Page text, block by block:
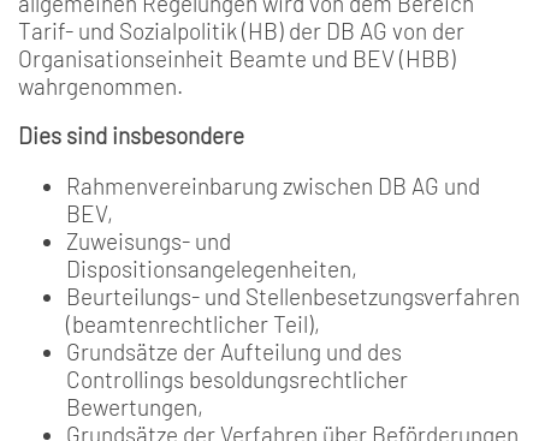
Tarif- und Sozialpolitik (HB) der DB AG von der
Organisationseinheit Beamte und BEV (HBB)
wahrgenommen.
Dies sind insbesondere
Rahmenvereinbarung zwischen DB AG und
BEV,
Zuweisungs- und
Dispositionsangelegenheiten,
Beurteilungs- und Stellenbesetzungsverfahren
(beamtenrechtlicher Teil),
Grundsätze der Aufteilung und des
Controllings besoldungsrechtlicher
Bewertungen,
Grundsätze der Verfahren über Beförderungen